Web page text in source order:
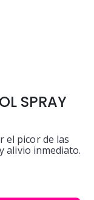
SPRAY
el picor de las
alivio inmediato.